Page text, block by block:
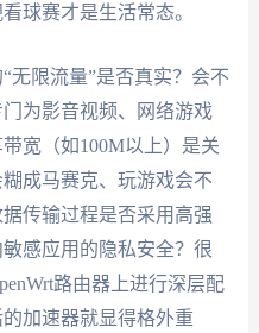
球赛才是生活常态。
无限流量”是否真实？会不
为影音视频、网络游戏
宽（如100M以上）是关
成马赛克、玩游戏会不
传输过程是否采用高强
感应用的隐私安全？很
路由器上进行深层配
加速器就显得格外重